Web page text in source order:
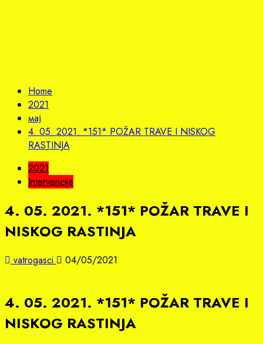
Home
2021
мај
4. 05. 2021. *151* POŽAR TRAVE I NISKOG
RASTINJA
2021
Intervencije
4. 05. 2021. *151* POŽAR TRAVE I
NISKOG RASTINJA
vatrogasci 04/05/2021
4. 05. 2021. *151* POŽAR TRAVE I
NISKOG RASTINJA